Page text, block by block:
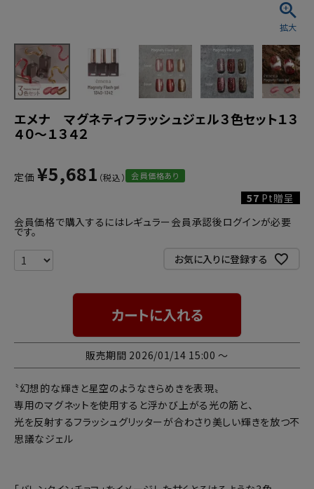
エメナ マグネティフラッシュジェル３色セット１３
４０～１３４２
定価 ¥5,681 会員価格あり
57 Pt贈呈
会員価格で購入するにはレギュラー会員承認後ログインが必要
です。
お気に入りに登録する
カートに入れる
販売期間 2026/01/14 15:00 〜
〝幻想的な輝きと星空のようなきらめきを表現〟
専用のマグネットを使用すると浮かび上がる光の筋と、
光を反射するフラッシュグリッターが合わさり美しい輝きを放つ不
思議なジェル